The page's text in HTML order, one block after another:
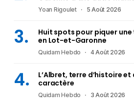
Yoan Rigoulet 5 Août 2026
Huit spots pour piquer
en Lot-et-Garonne
Quidam Hebdo 4 Août 2026
L’Albret, terre d’histoire et
caractère
Quidam Hebdo 3 Août 2026